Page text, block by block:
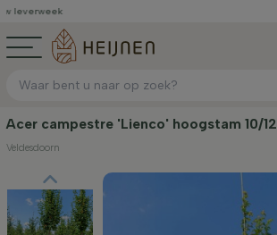
Acer campestre 'Lienco' hoogstam 10/12
Veldesdoorn